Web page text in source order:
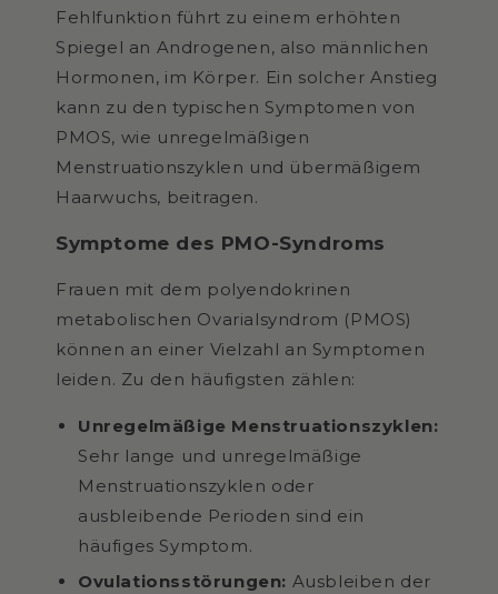
Fehlfunktion führt zu einem erhöhten
Spiegel an Androgenen, also männlichen
Hormonen, im Körper. Ein solcher Anstieg
kann zu den typischen Symptomen von
PMOS, wie unregelmäßigen
Menstruationszyklen und übermäßigem
Haarwuchs, beitragen.
Symptome des PMO-Syndroms
Frauen mit dem polyendokrinen
metabolischen Ovarialsyndrom (PMOS)
können an einer Vielzahl an Symptomen
leiden. Zu den häufigsten zählen:
Unregelmäßige Menstruationszyklen:
Sehr lange und unregelmäßige
Menstruationszyklen oder
ausbleibende Perioden sind ein
häufiges Symptom.
Ovulationsstörungen: Ausbleiben der